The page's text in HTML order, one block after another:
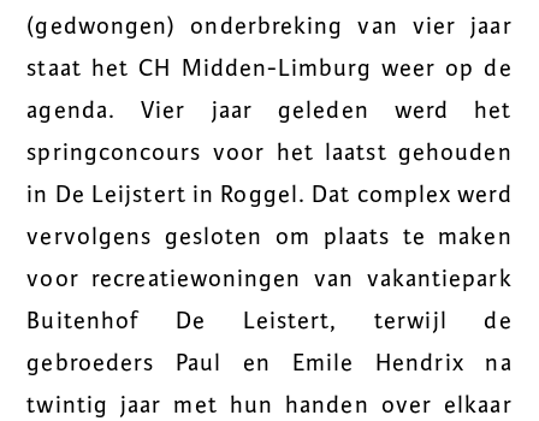
(gedwongen) onderbreking van vier jaar
staat het CH Midden-Limburg weer op de
agenda. Vier jaar geleden werd het
springconcours voor het laatst gehouden
in De Leijstert in Roggel. Dat complex werd
vervolgens gesloten om plaats te maken
voor recreatiewoningen van vakantiepark
Buitenhof De Leistert, terwijl de
gebroeders Paul en Emile Hendrix na
twintig jaar met hun handen over elkaar